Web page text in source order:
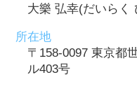
大樂 弘幸(だいらく
所在地
〒158-0097 東京都
ル403号